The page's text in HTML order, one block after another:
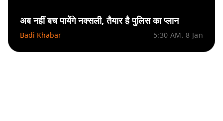
अब नहीं बच पायेंगे नक्सली, तैयार है पुलिस का प्लान
Badi Khabar 5:30 AM. 8 Jan